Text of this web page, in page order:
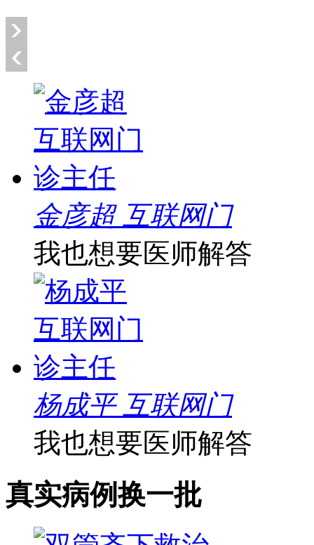
金彦超 互联网门
我也想要医师解答
杨成平 互联网门
我也想要医师解答
真实病例换一批